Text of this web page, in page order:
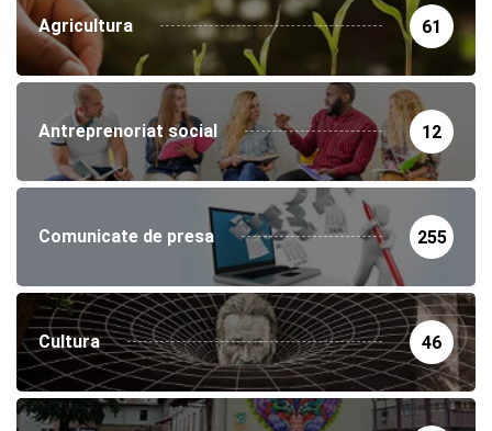
Agricultura 61
Antreprenoriat social 12
Comunicate de presa 255
Cultura 46